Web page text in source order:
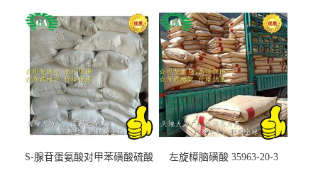
S-腺苷蛋氨酸对甲苯磺酸硫酸
左旋樟脑磺酸 35963-20-3